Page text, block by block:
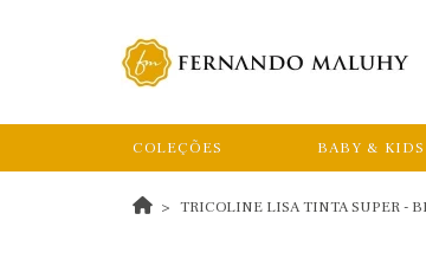
COLEÇÕES BABY & KIDS
TRICOLINE LISA TINTA SUPER -